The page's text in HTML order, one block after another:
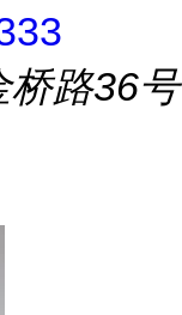
桥路36号